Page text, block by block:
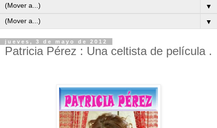
▼
▼
jueves, 3 de mayo de 2012
Patricia Pérez : Una celtista de película .